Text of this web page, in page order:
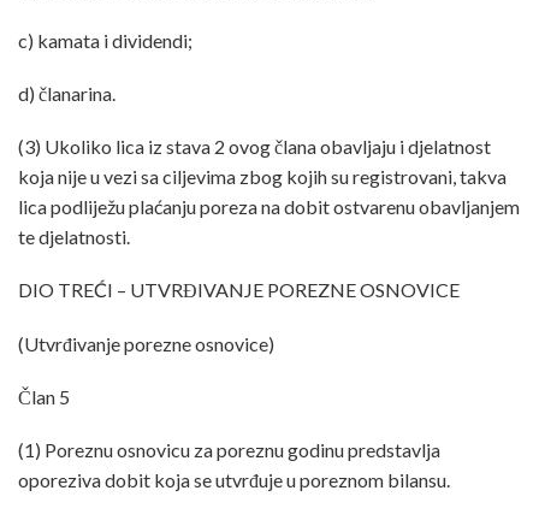
c) kamata i dividendi;
d) članarina.
(3) Ukoliko lica iz stava 2 ovog člana obavljaju i djelatnost
koja nije u vezi sa ciljevima zbog kojih su registrovani, takva
lica podliježu plaćanju poreza na dobit ostvarenu obavljanjem
te djelatnosti.
DIO TREĆI – UTVRĐIVANJE POREZNE OSNOVICE
(Utvrđivanje porezne osnovice)
Član 5
(1) Poreznu osnovicu za poreznu godinu predstavlja
oporeziva dobit koja se utvrđuje u poreznom bilansu.